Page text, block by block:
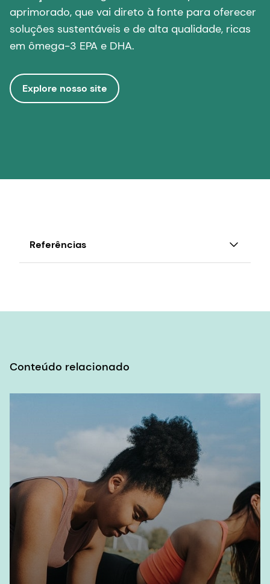
aprimorado, que vai direto à fonte para oferecer
soluções sustentáveis e de alta qualidade, ricas
em ômega-3 EPA e DHA.
Explore nosso site
Referências
- a scoping review to update
Nutrition, 2021;62:4982 - 4997.
Untapped Potential of Plant-Based Omega-
3s. 7 Oct 2021. [Acessado em 19-02-2024]
New Consumer Research Confirms Untapped
Potential Of Plant-Based Omega-3s | Nuseed
USA
3 Alcorta et al. Foods for plant-based Diets:
Challenges and Innovations (Alimentos para
dietas à base de plantas: desafios e
inovações), Foods, 2021;10.
Conteúdo relacionado